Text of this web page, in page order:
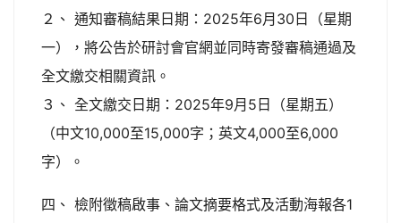
２、 通知審稿結果日期：2025年6月30日（星期
一），將公告於研討會官網並同時寄發審稿通過及
全文繳交相關資訊。
３、 全文繳交日期：2025年9月5日（星期五）
（中文10,000至15,000字；英文4,000至6,000
字）。
四、 檢附徵稿啟事、論文摘要格式及活動海報各1